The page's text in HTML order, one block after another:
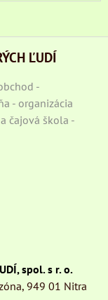
ĽUDÍ
-
- organizácia
čajová škola -
spol. s r. o.
949 01 Nitra